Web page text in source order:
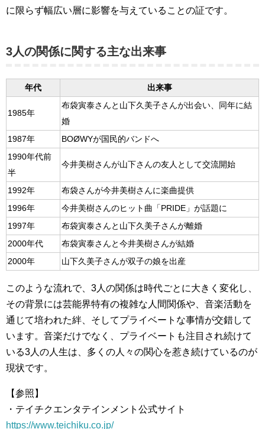
に限らず幅広い層に影響を与えていることの証です。
3人の関係に関する主な出来事
年代 出来事
1985年
布袋寅泰さんと山下久美子さんが出会い、同年に結
婚
1987年
BOØWYが国民的バンドへ
1990年代前
半
今井美樹さんが山下さんの友人として交流開始
1992年
布袋さんが今井美樹さんに楽曲提供
1996年
今井美樹さんのヒット曲「PRIDE」が話題に
1997年
布袋寅泰さんと山下久美子さんが離婚
2000年代
布袋寅泰さんと今井美樹さんが結婚
2000年
山下久美子さんが双子の娘を出産
このような流れで、3人の関係は時代ごとに大きく変化し、
その背景には芸能界特有の複雑な人間関係や、音楽活動を
通じて培われた絆、そしてプライベートな事情が交錯して
います。音楽だけでなく、プライベートも注目され続けて
いる3人の人生は、多くの人々の関心を惹き続けているのが
現状です。
【参照】
・テイチクエンタテインメント公式サイト
https://www.teichiku.co.jp/